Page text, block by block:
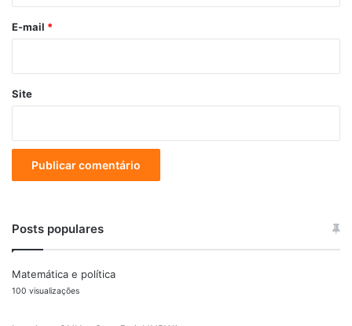
E-mail *
Site
Posts populares
Matemática e política
100 visualizações